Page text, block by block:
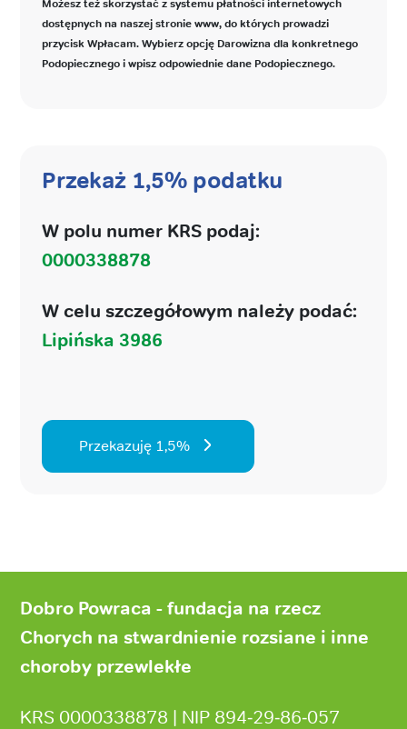
Możesz też skorzystać z systemu płatności internetowych
dostępnych na naszej stronie www, do których prowadzi
przycisk Wpłacam. Wybierz opcję Darowizna dla konkretnego
Podopiecznego i wpisz odpowiednie dane Podopiecznego.
Przekaż 1,5% podatku
W polu numer KRS podaj:
0000338878
W celu szczegółowym należy podać:
Lipińska 3986
Przekazuję 1,5%
stronyDobro Powraca - fundacja na rzecz
Chorych na stwardnienie rozsiane i inne
choroby przewlekłe
KRS 0000338878 | NIP 894‑29‑86‑057